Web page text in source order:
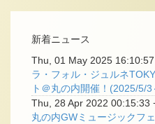
新着ニュース
Thu, 01 May 2025
ラ・フォル・ジュルネ
ト＠丸の内開催！(2025/5/3
Thu, 28 Apr 2022 00:15:33
丸の内GWミュージックフ